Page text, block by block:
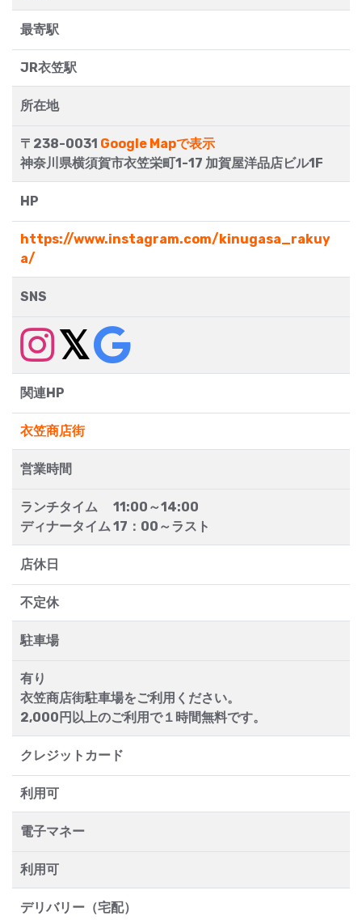
最寄駅
JR衣笠駅
所在地
〒238-0031 Google Mapで表示
神奈川県横須賀市衣笠栄町1-17 加賀屋洋品店ビル1F
HP
https://www.instagram.com/kinugasa_rakuy
a/
SNS
関連HP
衣笠商店街
営業時間
ランチタイム 11:00～14:00
ディナータイム 17：00～ラスト
店休日
不定休
駐車場
有り
衣笠商店街駐車場をご利用ください。
2,000円以上のご利用で１時間無料です。
クレジットカード
利用可
電子マネー
利用可
デリバリー（宅配）